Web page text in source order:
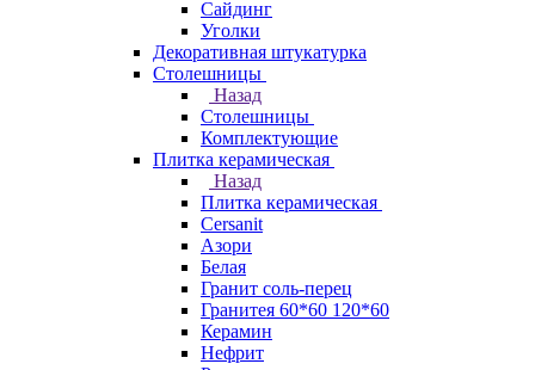
Сайдинг
Уголки
Декоративная штукатурка
Столешницы
Назад
Столешницы
Комплектующие
Плитка керамическая
Назад
Плитка керамическая
Cersanit
Азори
Белая
Гранит соль-перец
Гранитея 60*60 120*60
Керамин
Нефрит